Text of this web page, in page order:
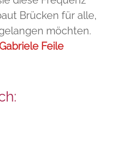
Brücken für alle,
möchten.
Feile